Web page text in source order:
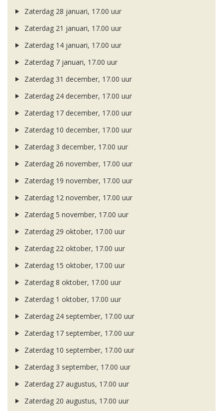
Zaterdag 28 januari, 17.00 uur
Zaterdag 21 januari, 17.00 uur
Zaterdag 14 januari, 17.00 uur
Zaterdag 7 januari, 17.00 uur
Zaterdag 31 december, 17.00 uur
Zaterdag 24 december, 17.00 uur
Zaterdag 17 december, 17.00 uur
Zaterdag 10 december, 17.00 uur
Zaterdag 3 december, 17.00 uur
Zaterdag 26 november, 17.00 uur
Zaterdag 19 november, 17.00 uur
Zaterdag 12 november, 17.00 uur
Zaterdag 5 november, 17.00 uur
Zaterdag 29 oktober, 17.00 uur
Zaterdag 22 oktober, 17.00 uur
Zaterdag 15 oktober, 17.00 uur
Zaterdag 8 oktober, 17.00 uur
Zaterdag 1 oktober, 17.00 uur
Zaterdag 24 september, 17.00 uur
Zaterdag 17 september, 17.00 uur
Zaterdag 10 september, 17.00 uur
Zaterdag 3 september, 17.00 uur
Zaterdag 27 augustus, 17.00 uur
Zaterdag 20 augustus, 17.00 uur